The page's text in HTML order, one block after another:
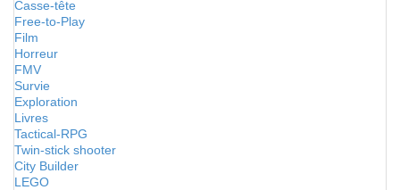
Casse-tête
Free-to-Play
Film
Horreur
FMV
Survie
Exploration
Livres
Tactical-RPG
Twin-stick shooter
City Builder
LEGO